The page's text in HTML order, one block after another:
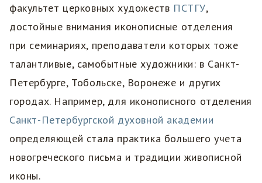
факультет церковных художеств ПСТГУ,
достойные внимания иконописные отделения
при семинариях, преподаватели которых тоже
талантливые, самобытные художники: в Санкт-
Петербурге, Тобольске, Воронеже и других
городах. Например, для иконописного отделения
Санкт-Петербургской духовной академии
определяющей стала практика большего учета
новогреческого письма и традиции живописной
иконы.